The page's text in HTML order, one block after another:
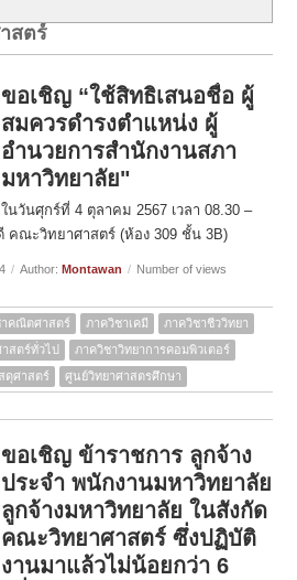
สตร์
ขอเชิญ “ใช้สิทธิเสนอชื่อ ผู้
สมควรดำรงตำแหน่ง ผู้
อำนวยการสำนักงานสภา
มหาวิทยาลัย"
ในวันศุกร์ที่ 4 ตุลาคม 2567 เวลา 08.30 –
ณะวิทยาศาสตร์ (ห้อง 309 ชั้น 3B)
/ Author:Montawan / Number of views
าคณิตศาสตร์ ภาควิชาเคมี
ภาควิชาชีววิทยา
สตร์ทั่วไป
ภาควิชาวิทยาการคอมพิวเตอร์
ดุศาสตร์ ศูนย์วิทยาศาสตรศึกษา
ขอเชิญ ข้าราชการ ลูกจ้าง
ประจำ พนักงานมหาวิทยาลัย
ลูกจ้างมหาวิทยาลัย ในสังกัด
คณะวิทยาศาสตร์ ซึ่งปฏิบัติ
งานมาแล้วไม่น้อยกว่า 6